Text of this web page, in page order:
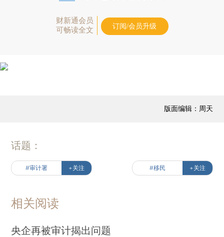
财新通会员
可畅读全文
订阅/会员升级
版面编辑：周天
话题：
#审计署 +关注 #移民 +关注
相关阅读
央企再被审计揭出问题